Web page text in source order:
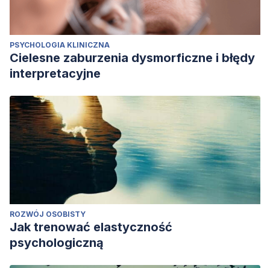
PSYCHOLOGIA KLINICZNA
Cielesne zaburzenia dysmorficzne i błędy
interpretacyjne
ROZWÓJ OSOBISTY
Jak trenować elastyczność
psychologiczną